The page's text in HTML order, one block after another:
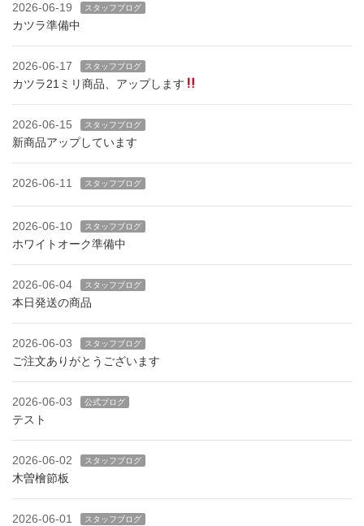
2026-06-19 スタッフブログ
カツラ準備中
2026-06-17 スタッフブログ
カツラ21ミリ商品、アップします
2026-06-15 スタッフブログ
新商品アップしています
2026-06-11 スタッフブログ
2026-06-10 スタッフブログ
ホワイトオーク準備中
2026-06-04 スタッフブログ
本日発送の商品
2026-06-03 スタッフブログ
ご注文ありがとうございます
2026-06-03 公式ブログ
テスト
2026-06-02 スタッフブログ
木曽檜節板
2026-06-01 スタッフブログ